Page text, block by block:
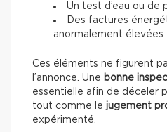
Un test d’eau ou de
Des factures
anormalement élevées
Ces éléments ne figurent
l’annonce. Une bonne
essentielle afin de déceler
tout comme le jugement
expérimenté.